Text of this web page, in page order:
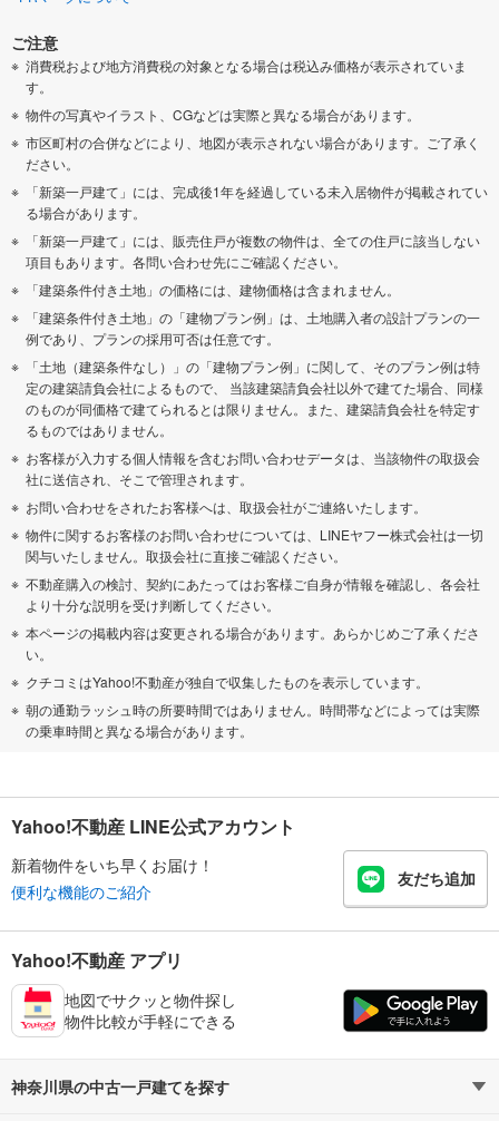
ご注意
消費税および地方消費税の対象となる場合は税込み価格が表示されていま
す。
物件の写真やイラスト、CGなどは実際と異なる場合があります。
市区町村の合併などにより、地図が表示されない場合があります。ご了承く
ださい。
「新築一戸建て」には、完成後1年を経過している未入居物件が掲載されてい
る場合があります。
「新築一戸建て」には、販売住戸が複数の物件は、全ての住戸に該当しない
項目もあります。各問い合わせ先にご確認ください。
「建築条件付き土地」の価格には、建物価格は含まれません。
「建築条件付き土地」の「建物プラン例」は、土地購入者の設計プランの一
例であり、プランの採用可否は任意です。
「土地（建築条件なし）」の「建物プラン例」に関して、そのプラン例は特
定の建築請負会社によるもので、 当該建築請負会社以外で建てた場合、同様
のものが同価格で建てられるとは限りません。また、建築請負会社を特定す
るものではありません。
お客様が入力する個人情報を含むお問い合わせデータは、当該物件の取扱会
社に送信され、そこで管理されます。
お問い合わせをされたお客様へは、取扱会社がご連絡いたします。
物件に関するお客様のお問い合わせについては、LINEヤフー株式会社は一切
関与いたしません。取扱会社に直接ご確認ください。
不動産購入の検討、契約にあたってはお客様ご自身が情報を確認し、各会社
より十分な説明を受け判断してください。
本ページの掲載内容は変更される場合があります。あらかじめご了承くださ
い。
クチコミはYahoo!不動産が独自で収集したものを表示しています。
朝の通勤ラッシュ時の所要時間ではありません。時間帯などによっては実際
の乗車時間と異なる場合があります。
Yahoo!不動産 LINE公式アカウント
新着物件をいち早くお届け！
便利な機能のご紹介
友だち追加
Yahoo!不動産 アプリ
地図でサクッと物件探し
物件比較が手軽にできる
神奈川県の中古一戸建てを探す